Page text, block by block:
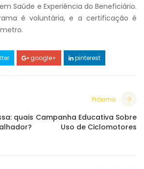
Saúde e Experiência do Beneficiário.
é voluntária, e a certificação é
google+ pinterest
quais
Próximo
Campanha Educativa Sobre
Uso de Ciclomotores